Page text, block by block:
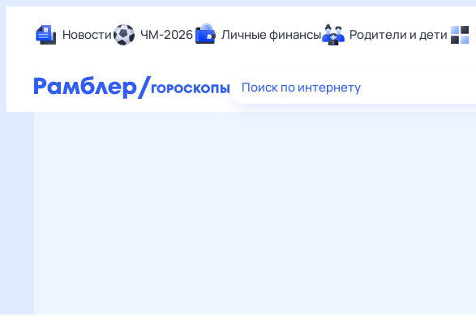
Новости ЧМ-2026 Личные финансы Родители и дети
Еда
Поиск по интернету